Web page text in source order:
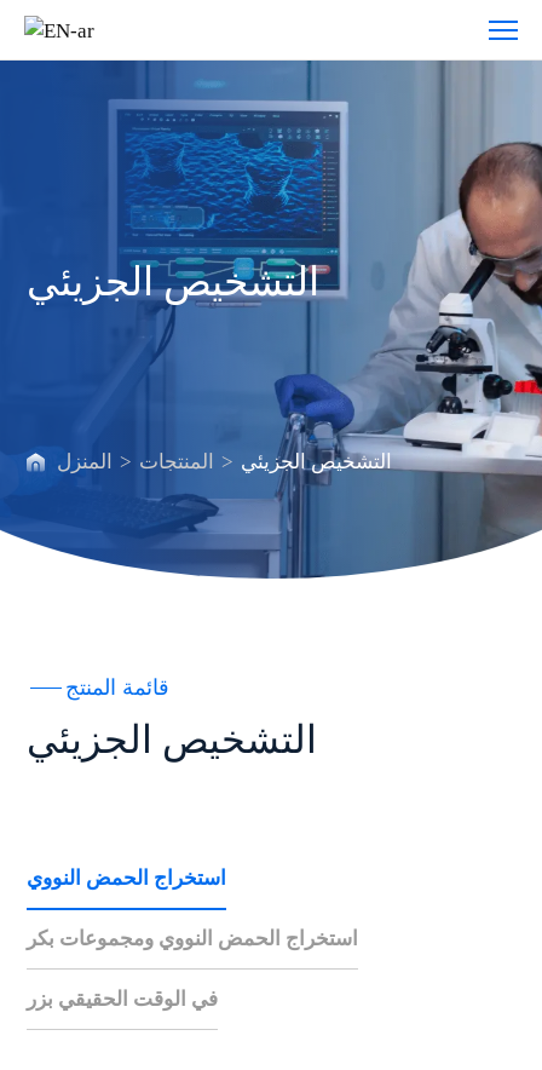
التشخيص
الجزيئي
التشخيص الجزيئي
المنزل > المنتجات > التشخيص الجزيئي
قائمة المنتج
التشخيص الجزيئي
استخراج الحمض النووي
استخراج الحمض النووي ومجموعات بكر
في الوقت الحقيقي بزر